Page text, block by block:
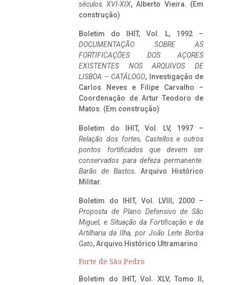
séculos XVI-XIX, Alberto Vieira. (Em
construção)
Boletim do IHIT, Vol. L, 1992 –
DOCUMENTAÇÃO SOBRE AS
FORTIFICAÇÕES DOS AÇORES
EXISTENTES NOS ARQUIVOS DE
LISBOA – CATÁLOGO, Investigação de
Carlos Neves e Filipe Carvalho –
Coordenação de Artur Teodoro de
Matos. (Em construção)
Boletim do IHIT, Vol. LV, 1997 –
Relação dos fortes, Castellos e outros
pontos fortificados que devem ser
conservados para defeza permanente.
Barão de Bastos. Arquivo Histórico
Militar.
Boletim do IHIT, Vol. LVIII, 2000 –
Proposta de Plano Defensivo de São
Miguel, e Situação da Fortificação e da
Artilharia da Ilha, por João Leite Borba
Gato, Arquivo Histórico Ultramarino
Forte de São Pedro
Boletim do IHIT, Vol. XLV, Tomo II,